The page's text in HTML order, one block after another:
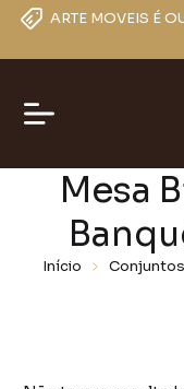
ARTE MOVEIS É
Mesa
Início Conjuntos